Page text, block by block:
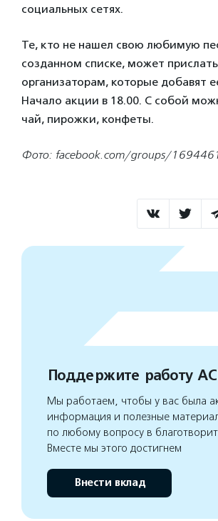
социальных сетях.
Те, кто не нашел свою любимую
созданном списке, может
организаторам, которые добавят
Начало акции в 18.00. С собой
чай, пирожки, конфеты.
Фото: facebook.com/groups/
Поддержите работу
Мы работаем, чтобы у вас была
информация и полезные
по любому вопросу в
Вместе мы этого достигнем
Внести вклад